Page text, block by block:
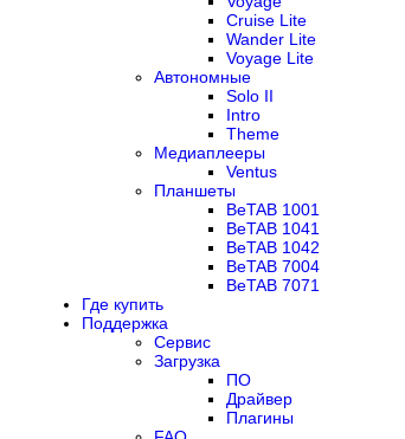
Cruise Lite
Wander Lite
Voyage Lite
Автономные
Solo II
Intro
Theme
Медиаплееры
Ventus
Планшеты
BeTAB 1001
BeTAB 1041
BeTAB 1042
BeTAB 7004
BeTAB 7071
Где купить
Поддержка
Сервис
Загрузка
ПО
Драйвер
Плагины